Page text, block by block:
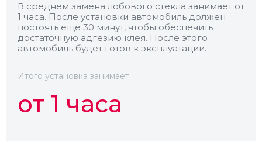
Обогрев
В среднем замена лобового стекла занимает от
1 часа. После установки автомобиль должен
постоять еще 30 минут, чтобы обеспечить
достаточную адгезию клея. После этого
автомобиль будет готов к эксплуатации.
Итого установка занимает
от 1 часа